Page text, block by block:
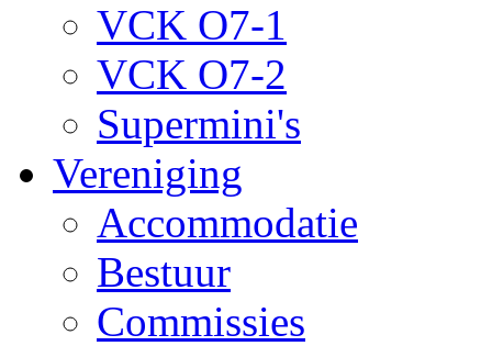
VCK O7-1
VCK O7-2
Supermini's
Vereniging
Accommodatie
Bestuur
Commissies